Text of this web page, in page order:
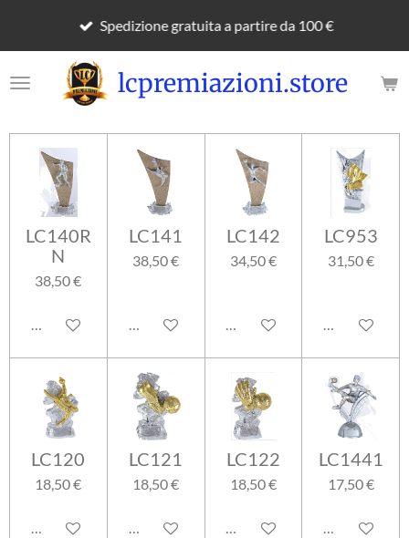
contenuto
principale
lcpremiazioni.store
Spedizione gratuita a partire da 100 €
LC140R
N
38,50 €
Aggiungi al carrello
LC141
38,50 €
Aggiungi al carrello
LC142
34,50 €
Aggiungi al carrello
LC953
31,50 €
Aggiungi al
LC120
18,50 €
Aggiungi al carrello
LC121
18,50 €
Aggiungi al carrello
LC122
18,50 €
Aggiungi al carrello
LC1441
17,50 €
Aggiungi al